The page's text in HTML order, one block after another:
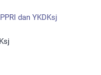
dan YKDKsj